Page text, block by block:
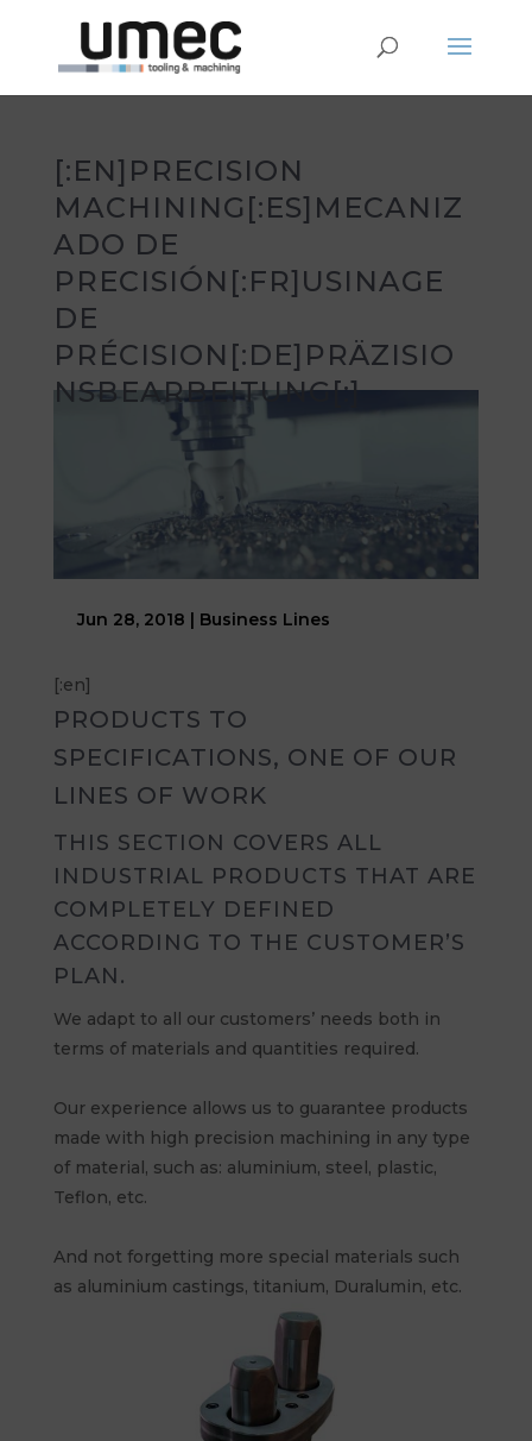
[:EN]PRECISION
MACHINING[:ES]MECANIZ
ADO DE
PRECISIÓN[:FR]USINAGE
DE
PRÉCISION[:DE]PRÄZISIO
NSBEARBEITUNG[:]
Jun 28, 2018 | Business Lines
[:en]
PRODUCTS TO
SPECIFICATIONS, ONE OF OUR
LINES OF WORK
THIS SECTION COVERS ALL
INDUSTRIAL PRODUCTS THAT ARE
COMPLETELY DEFINED
ACCORDING TO THE CUSTOMER’S
PLAN.
We adapt to all our customers’ needs both in
terms of materials and quantities required.
Our experience allows us to guarantee products
made with high precision machining in any type
of material, such as: aluminium, steel, plastic,
Teflon, etc.
And not forgetting more special materials such
as aluminium castings, titanium, Duralumin, etc.